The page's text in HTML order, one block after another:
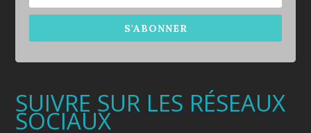
S'ABONNER
SUIVRE SUR LES RÉSEAUX
SOCIAUX